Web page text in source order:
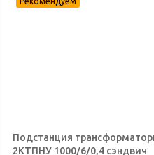
Подстанция
2КТПНУ 1000/6/0,4 сэндвич